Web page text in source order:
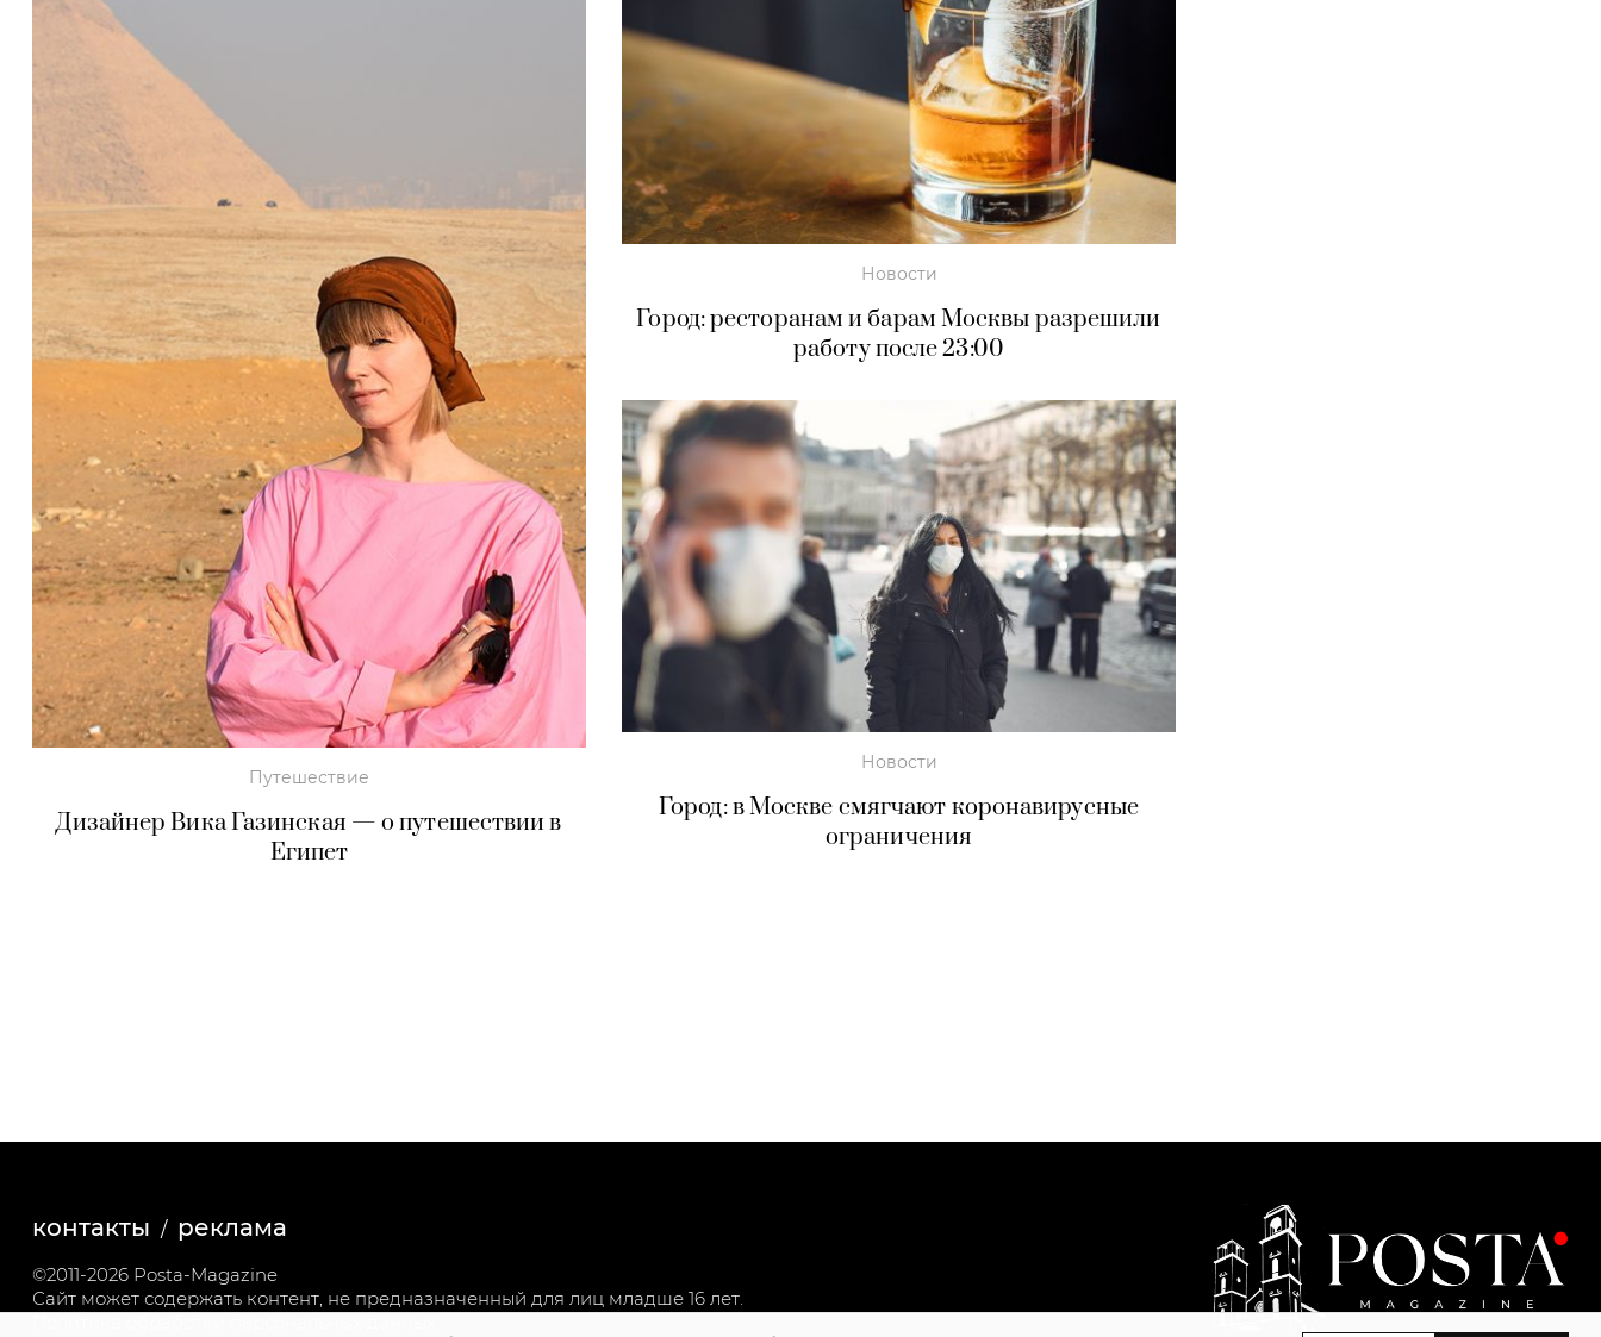
Путешествие
Дизайнер Вика Газинская — о путешествии в
Египет
Новости
Город: ресторанам и барам Москвы разрешили
работу после 23:00
Новости
Город: в Москве смягчают коронавирусные
ограничения
контакты реклама
©2011-2026 Posta-Magazine
Сайт может содержать контент, не предназначенный для лиц младше 16 лет.